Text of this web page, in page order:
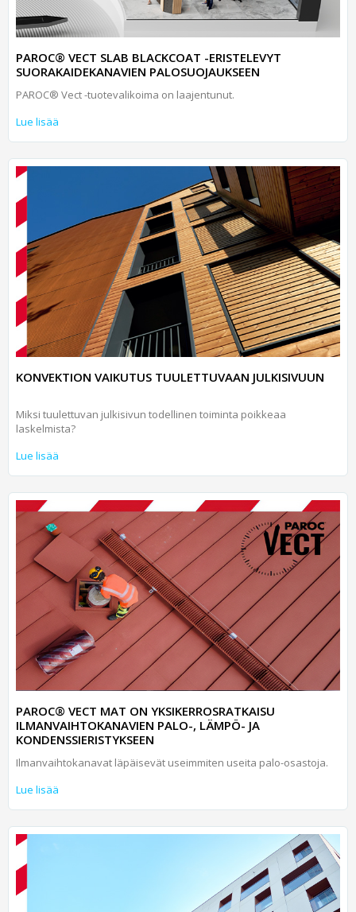
PAROC® VECT SLAB BLACKCOAT -ERISTELEVYT
SUORAKAIDEKANAVIEN PALOSUOJAUKSEEN
PAROC® Vect -tuotevalikoima on laajentunut.
Lue lisää
KONVEKTION VAIKUTUS TUULETTUVAAN JULKISIVUUN
Miksi tuulettuvan julkisivun todellinen toiminta poikkeaa
laskelmista?
Lue lisää
PAROC® VECT MAT ON YKSIKERROSRATKAISU
ILMANVAIHTOKANAVIEN PALO-, LÄMPÖ- JA
KONDENSSIERISTYKSEEN
Ilmanvaihtokanavat läpäisevät useimmiten useita palo-osastoja.
Lue lisää